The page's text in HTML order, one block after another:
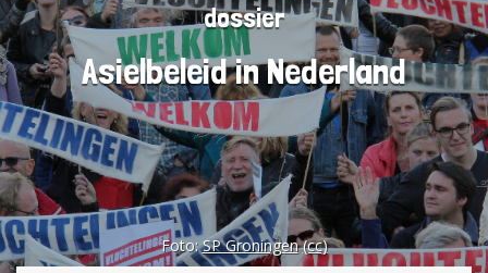
dossier
Asielbeleid in Nederland
Foto:SP Groningen (cc)